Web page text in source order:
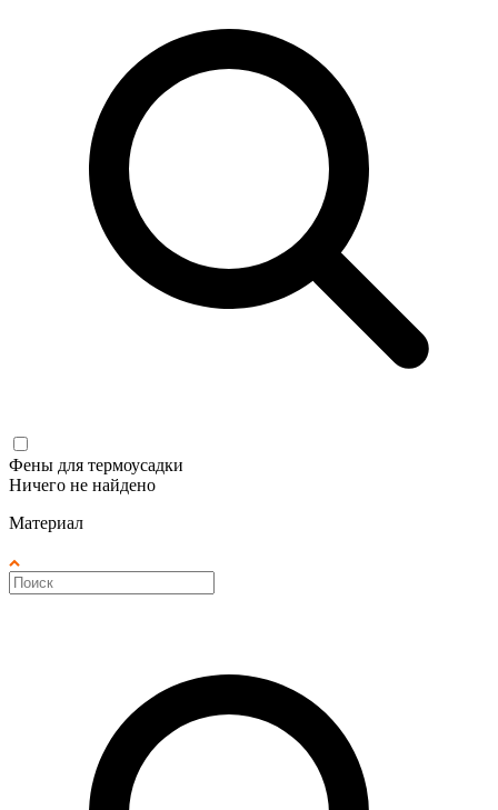
Фены для термоусадки
Ничего не найдено
Материал